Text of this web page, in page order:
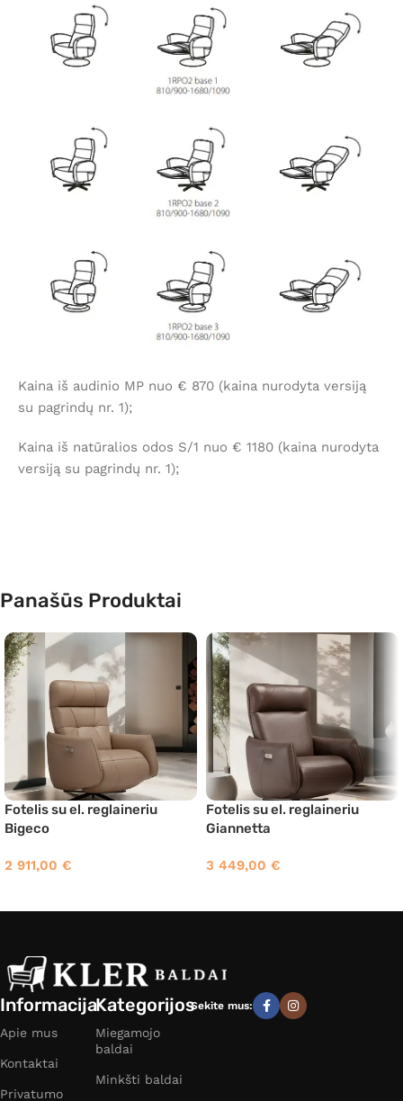
Kaina iš audinio MP nuo € 870 (kaina nurodyta versiją
su pagrindų nr. 1);
Kaina iš natūralios odos S/1 nuo € 1180 (kaina nurodyta
versiją su pagrindų nr. 1);
Panašūs Produktai
Fotelis su el. reglaineriu
Bigeco
2 911,00 €
Fotelis su el. reglaineriu
Giannetta
3 449,00 €
Informacija
Apie mus
Kontaktai
Privatumo
Kategorijos
Miegamojo
baldai
Minkšti baldai
Sekite mus: